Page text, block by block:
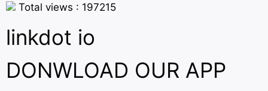
Total views : 197215
linkdot io
DONWLOAD OUR APP